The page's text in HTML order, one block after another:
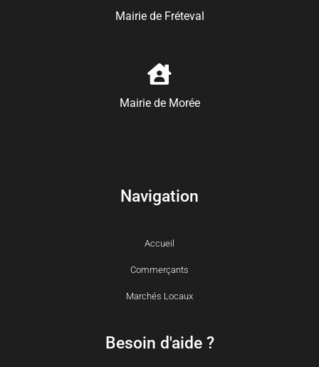
Mairie de Fréteval
Mairie de Morée
Navigation
Accueil
Commerçants
Marchés Locaux
Besoin d'aide ?